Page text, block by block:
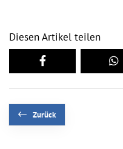
Diesen Artikel teilen
Zurück